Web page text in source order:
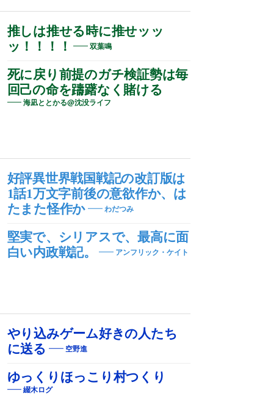
推しは推せる時に推せッッ
ッ！！！！
双葉鳴
死に戻り前提のガチ検証勢は毎
回己の命を躊躇なく賭ける
海凪ととかる@沈没ライフ
好評異世界戦国戦記の改訂版は
1話1万文字前後の意欲作か、は
たまた怪作か
わだつみ
堅実で、シリアスで、最高に面
白い内政戦記。
アンフリック・ケイト
やり込みゲーム好きの人たち
に送る
空野進
ゆっくりほっこり村つくり
綴木ログ